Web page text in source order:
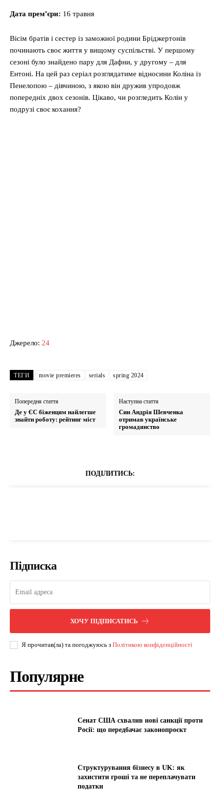
Дата прем’єри: 16 травня
Вісім братів і сестер із заможної родини Бріджертонів
починають своє життя у вищому суспільстві. У першому
сезоні було знайдено пару для Дафни, у другому – для
Ентоні. На цей раз серіал розглядатиме відносини Коліна із
Пенелопою – дівчиною, з якою він дружив упродовж
попередніх двох сезонів. Цікаво, чи розгледить Колін у
подрузі своє кохання?
Джерело: 24
ТЕГИ movie premieres serials spring 2024
Попередня стаття
Де у ЄС біженцям найлегше
знайти роботу: рейтинг міст
Наступна стаття
Син Андрія Шевченка
отримав українське
громадянство
ПОДІЛИТИСЬ:
Підписка
ХОЧУ ПІДПИСАТИСЬ
Я прочитав(ла) та погоджуюсь з Політикою конфіденційності
Популярне
Сенат США схвалив нові санкції проти
Росії: що передбачає законопроєкт
Структурування бізнесу в UK: як
захистити гроші та не переплачувати
податки